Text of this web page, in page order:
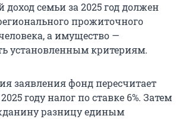
доход семьи за 2025 год должен
прожиточного
а имущество —
установленным критериям.
заявления фонд пересчитает
году налог по ставке 6%. Затем
разницу единым